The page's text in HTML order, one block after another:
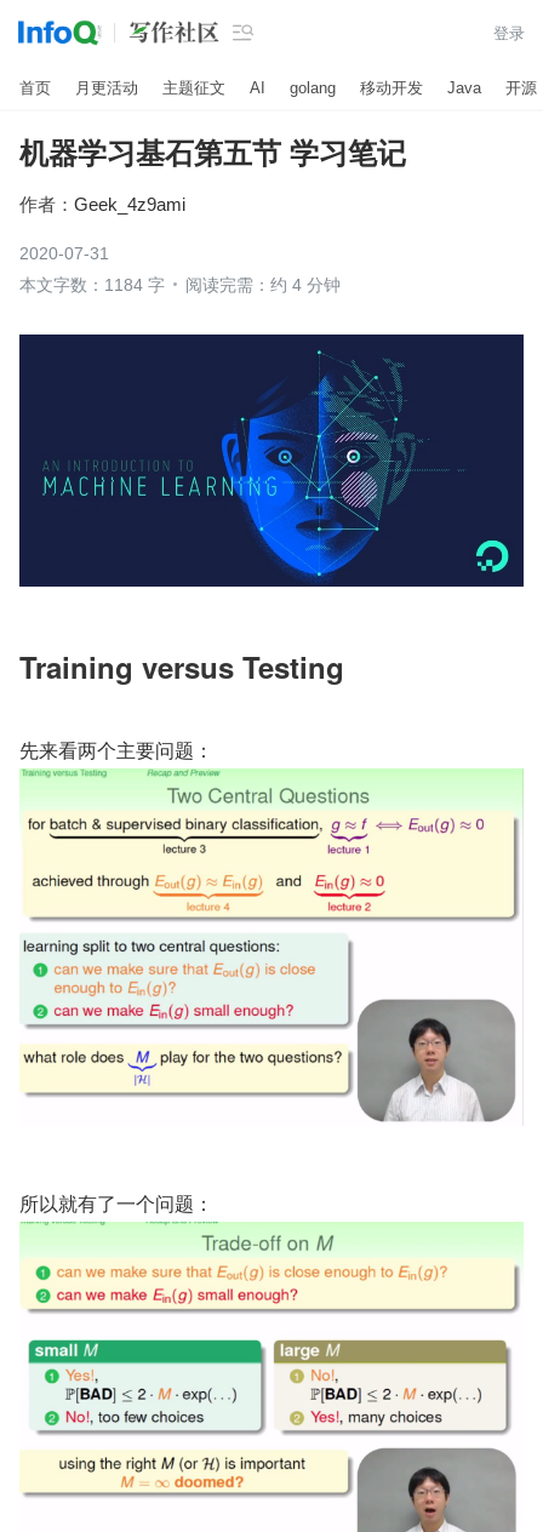
 登录
首页 月更活动 主题征文 AI golang 移动开发 Java 开源
机器学习基石第五节 学习笔记
作者： Geek_4z9ami
2020-07-31
本文字数：1184 字
阅读完需：约 4 分钟
Training versus Testing
先来看两个主要问题：
所以就有了一个问题：